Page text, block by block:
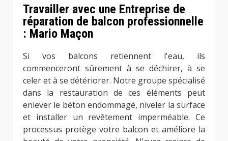
Travailler avec une Entreprise de
réparation de balcon professionnelle
: Mario Maçon
Si vos balcons retiennent l'eau, ils
commenceront sûrement à se déchirer, à se
celer et à se détériorer. Notre groupe spécialisé
dans la restauration de ces éléments peut
enlever le béton endommagé, niveler la surface
et installer un revêtement imperméable. Ce
processus protège votre balcon et améliore la